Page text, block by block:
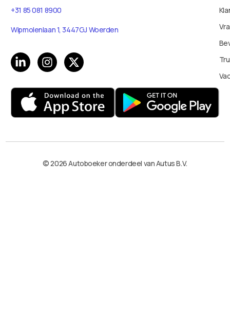
+31 85 081 8900
Wipmolenlaan 1, 3447GJ Woerden
© 2026 Autoboeker onderdeel van Autus B.V.